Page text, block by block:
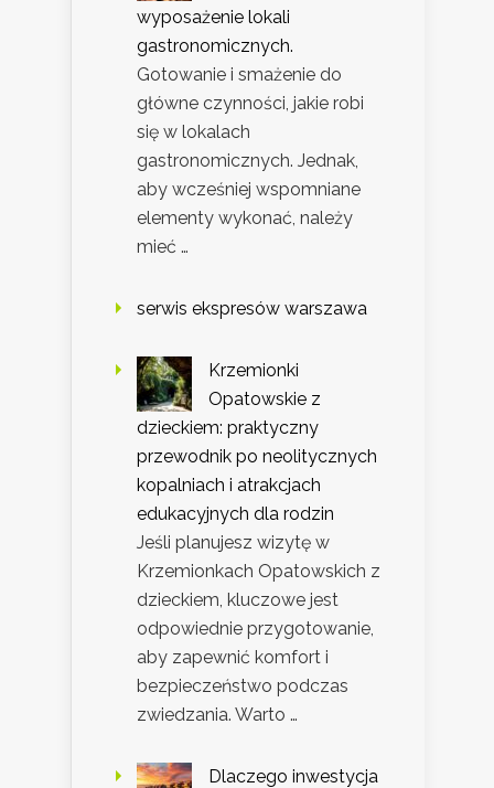
wyposażenie lokali
gastronomicznych.
Gotowanie i smażenie do
główne czynności, jakie robi
się w lokalach
gastronomicznych. Jednak,
aby wcześniej wspomniane
elementy wykonać, należy
mieć …
serwis ekspresów warszawa
Krzemionki
Opatowskie z
dzieckiem: praktyczny
przewodnik po neolitycznych
kopalniach i atrakcjach
edukacyjnych dla rodzin
Jeśli planujesz wizytę w
Krzemionkach Opatowskich z
dzieckiem, kluczowe jest
odpowiednie przygotowanie,
aby zapewnić komfort i
bezpieczeństwo podczas
zwiedzania. Warto …
Dlaczego inwestycja